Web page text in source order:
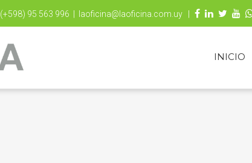
(+598) 95 563 996 | laoficina@laoficina.com.uy |
INICIO